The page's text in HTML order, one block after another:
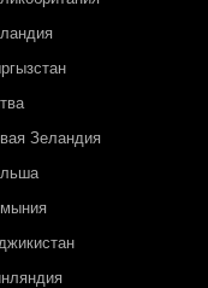
Зеландия